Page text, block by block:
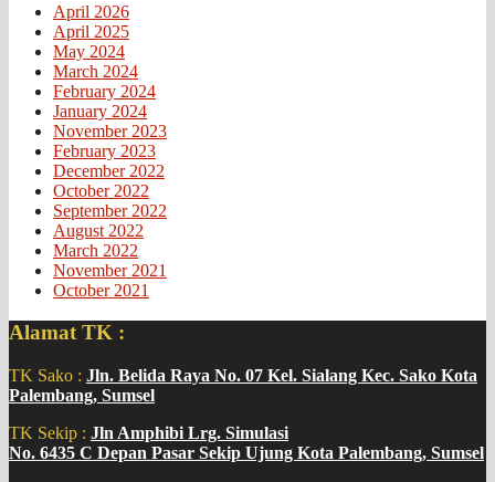
April 2026
April 2025
May 2024
March 2024
February 2024
January 2024
November 2023
February 2023
December 2022
October 2022
September 2022
August 2022
March 2022
November 2021
October 2021
Alamat TK :
TK Sako : Jln. Belida Raya No. 07 Kel. Sialang Kec. Sako Kota
Palembang, Sumsel
TK Sekip : Jln Amphibi Lrg. Simulasi
No. 6435 C Depan Pasar Sekip Ujung Kota Palembang, Sumsel